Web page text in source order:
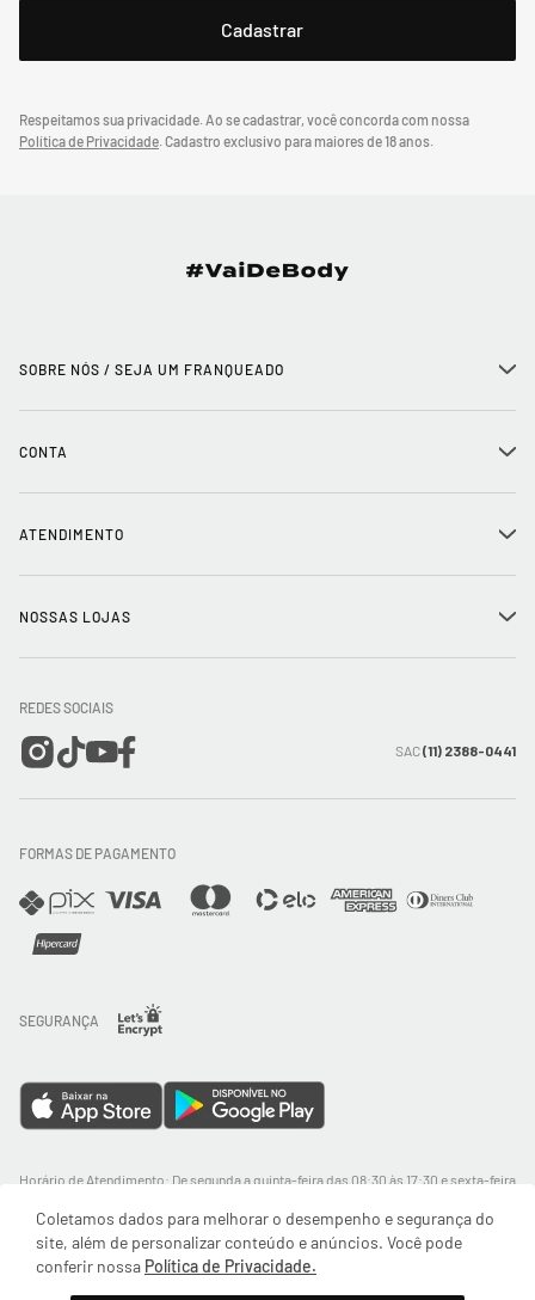
Coletamos dados para melhorar o desempenho e segurança do
site, além de personalizar conteúdo e anúncios. Você pode
conferir nossa Política de Privacidade.
Respeitamos sua privacidade. Ao se cadastrar, você concorda com nossa
Política de Privacidade.Cadastro exclusivo para maiores de 18 anos.
SOBRE NÓS / SEJA UM FRANQUEADO +
Trabalhe conosco
Mapa do Site
CONTA +
Meus pedidos
Wishlist
ATENDIMENTO +
Entrega e Frete
Trocas e Devoluções
Direito de Arrependimento
Política de Privacidade
NOSSAS LOJAS +
REDES SOCIAIS
SAC(11) 2388-0441
FORMAS DE PAGAMENTO
SEGURANÇA
Horário de Atendimento: De segunda a quinta-feira das 08:30 às 17:30 e sexta-feira
Paulo, CEP: 09380-115 - Valisere Comércio de Roupas e Acessórios Ltda - CNPJ:
57.484.768/0064-89
© Body For Sure 2025 - Todos os direitos reservados